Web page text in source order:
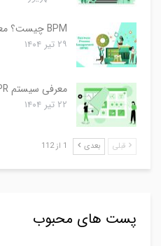
BPM چیست؟ معرفی مدیریت فرایند کسب و کار
۲۹ تیر ۱۴۰۴
معرفی سیستم BPR یا مهندسی مجدد فرایندها
۲۲ تیر ۱۴۰۴
قبلی بعدی 1 از 112
پست های محبوب